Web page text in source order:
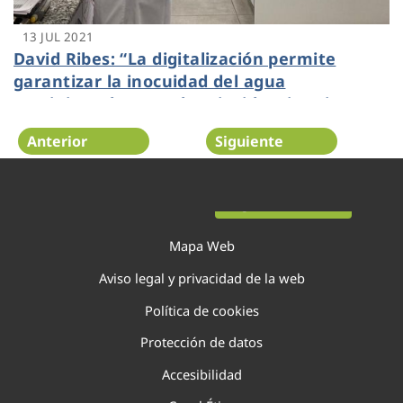
13 JUL 2021
David Ribes: “La digitalización permite
garantizar la inocuidad del agua
suministrada y resolver incidencias sin
afectar al consumidor”
Anterior Siguiente
Mapa Web
Aviso legal y privacidad de la web
Política de cookies
Protección de datos
Accesibilidad